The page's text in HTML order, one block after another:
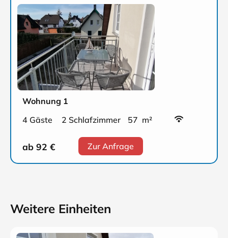
Wohnung 1
4 Gäste
2 Schlafzimmer 57 m²
ab 92 € Zur Anfrage
Weitere Einheiten